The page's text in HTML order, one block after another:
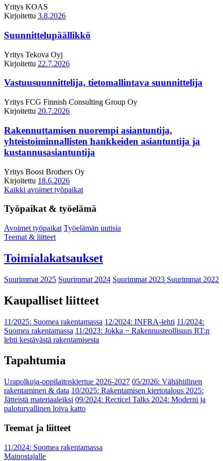
Yritys KOAS
Kirjoitettu 3.8.2026
Suunnittelupäällikkö
Yritys Tekova Oyj
Kirjoitettu 22.7.2026
Vastuusuunnittelija, tietomallintava suunnittelija
Yritys FCG Finnish Consulting Group Oy
Kirjoitettu 20.7.2026
Rakennuttamisen nuorempi asiantuntija,
yhteistoiminnallisten hankkeiden asiantuntija ja
kustannusasiantuntija
Yritys Boost Brothers Oy
Kirjoitettu 18.6.2026
Kaikki avoimet työpaikat
Työpaikat & työelämä
Avoimet työpaikat Työelämän uutisia
Teemat & liitteet
Toimialakatsaukset
Suurimmat 2025 Suurimmat 2024 Suurimmat 2023 Suurimmat 2022
Kaupalliset liitteet
11/2025: Suomea rakentamassa 12/2024: INFRA-lehti 11/2024:
Suomea rakentamassa 11/2023: Jokka − Rakennusteollisuus RT:n
lehti kestävästä rakentamisesta
Tapahtumia
Urapolkuja-oppilaitoskiertue 2026-2027 05/2026: Vähähiilinen
rakentaminen & data 10/2025: Rakentamisen kiertotalous 2025:
Jätteistä materiaaleiksi 09/2024: Recticel Talks 2024: Moderni ja
paloturvallinen loiva katto
Teemat ja liitteet
11/2024: Suomea rakentamassa
Mainostajalle